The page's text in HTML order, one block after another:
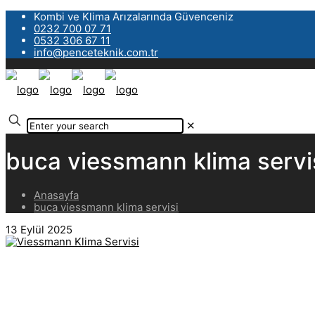
Kombi ve Klima Arızalarında Güvenceniz
0232 700 07 71
0532 306 67 11
info@penceteknik.com.tr
✕
buca viessmann klima
Anasayfa
buca viessmann klima servisi
13 Eylül 2025